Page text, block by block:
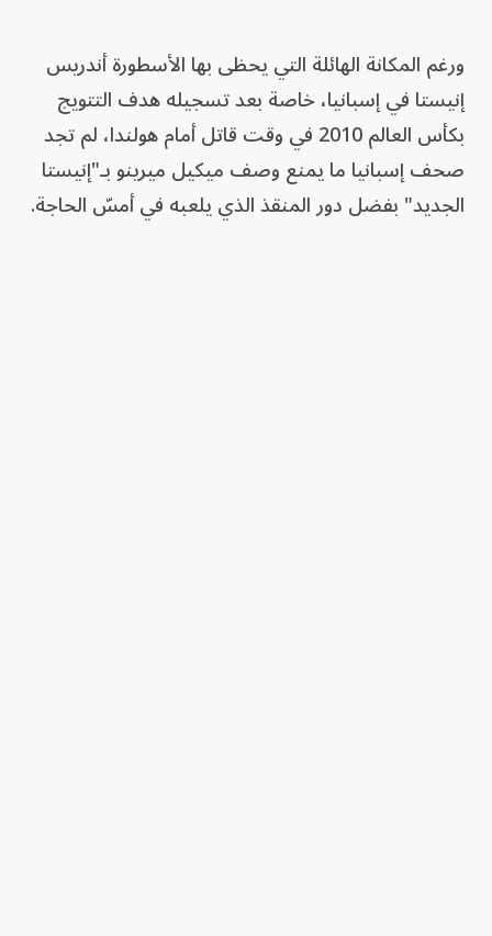
ورغم المكانة الهائلة التي يحظى بها الأسطورة أندريس
إنيستا في إسبانيا، خاصة بعد تسجيله هدف التتويج
بكأس العالم 2010 في وقت قاتل أمام هولندا، لم تجد
صحف إسبانيا ما يمنع وصف ميكيل ميرينو بـ"إنيستا
الجديد" بفضل دور المنقذ الذي يلعبه في أمسّ الحاجة.